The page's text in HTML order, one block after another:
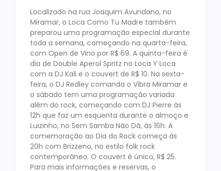
Localizado na rua Joaquim Avundano, no
Miramar, o Loca Como Tu Madre também
preparou uma programação especial durante
toda a semana, começando na quarta-feira,
com Open de Vino por R$ 69. A quinta-feira é
dia de Double Aperol Spritz no Loca Y Loca
com a DJ Kali e o couvert de R$ 10. Na sexta-
feira, o DJ Redley comanda o Vibra Miramar e
o sábado tem uma programação variada
além do rock, começando com DJ Pierre às
12h que faz um esquenta durante o almoço e
Luizinho, no Sem Samba Não Dá, às 16h. A
comemoração ao Dia do Rock começa às
20h com Brizzeno, no estilo folk rock
contemporâneo. O couvert é único, R$ 25.
Para mais informações e reservas, o